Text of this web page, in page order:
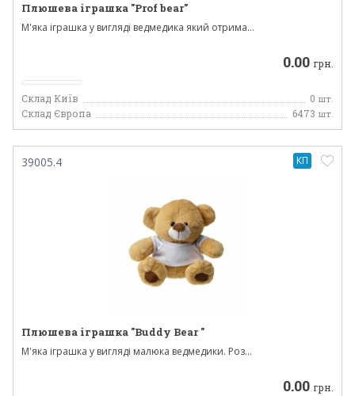
Плюшева іграшка "Prof bear"
М'яка іграшка у вигляді ведмедика який отрима...
0.00 грн.
Склад Київ 0 шт.
Склад Європа 6473 шт.
39005.4
Плюшева іграшка "Buddy Bear "
М'яка іграшка у вигляді малюка ведмедики. Роз...
0.00 грн.
КП